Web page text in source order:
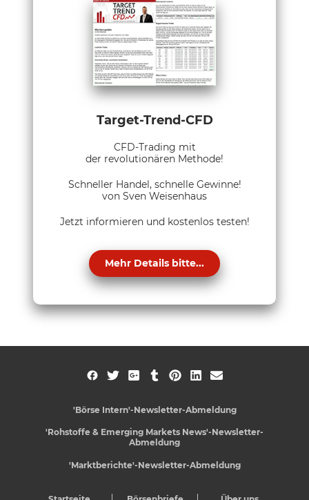
Target-Trend-CFD
CFD-Trading mit
der revolutionären Methode!
Schneller Handel, schnelle Gewinne!
von Sven Weisenhaus
Jetzt informieren und kostenlos testen!
Mehr Details bitte...
'Börse Intern'-Newsletter-Abmeldung
'Rohstoffe & Emerging Markets News'-Newsletter-
Abmeldung
'Marktberichte'-Newsletter-Abmeldung